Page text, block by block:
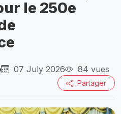
le 250e
07 July 2026 84 vues
Partager